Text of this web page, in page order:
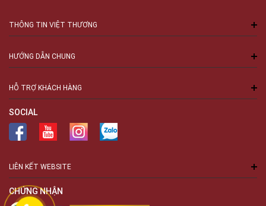
THÔNG TIN VIỆT THƯƠNG
HƯỚNG DẪN CHUNG
HỖ TRỢ KHÁCH HÀNG
SOCIAL
LIÊN KẾT WEBSITE
CHỨNG NHẬN